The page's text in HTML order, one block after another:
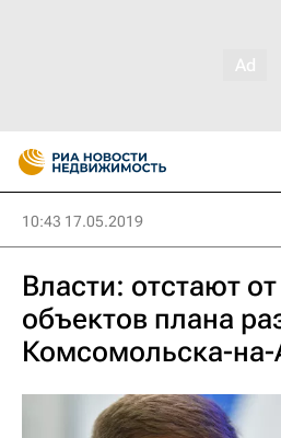
10:43 17.05.2019
Власти: отстают
объектов плана
Комсомольска-